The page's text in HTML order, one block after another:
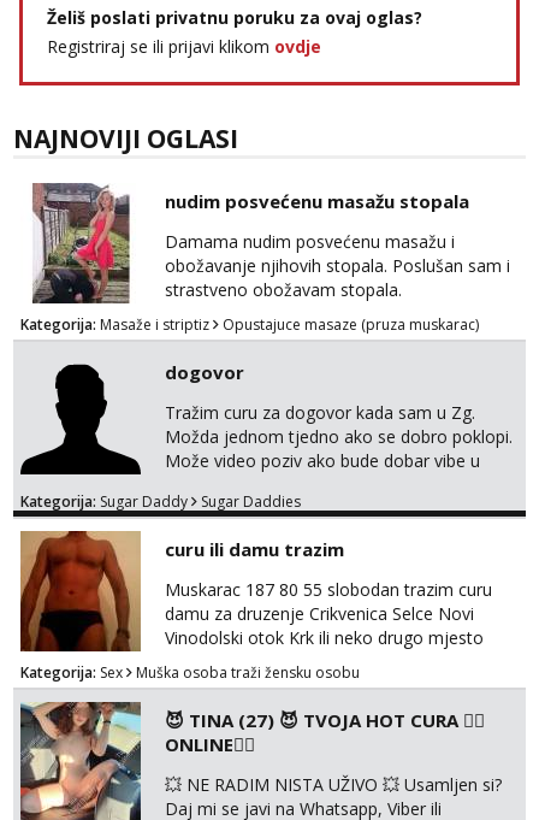
Želiš poslati privatnu poruku za ovaj oglas?
Registriraj se ili prijavi klikom ovdje
NAJNOVIJI OGLASI
nudim posvećenu masažu stopala
Damama nudim posvećenu masažu i
obožavanje njihovih stopala. Poslušan sam i
strastveno obožavam stopala.
Kategorija: Masaže i striptiz Opustajuce masaze (pruza muskarac)
dogovor
Tražim curu za dogovor kada sam u Zg.
Možda jednom tjedno ako se dobro poklopi.
Može video poziv ako bude dobar vibe u
ponude. Moje preference su duga kosa, do
Eventualne iznimke mogu biti zbog dobre
osobnosti i iskrene komunikacije. Tg:
@m49229
Kategorija: Sugar Daddy Sugar Daddies
curu ili damu trazim
Muskarac 187 80 55 slobodan trazim curu
damu za druzenje Crikvenica Selce Novi
Vinodolski otok Krk ili neko drugo mjesto
Kategorija: Sex Muška osoba traži žensku osobu
😈 TINA (27) 😈 TVOJA HOT CURA ❤️‍🔥
ONLINE❤️‍🔥
💥 NE RADIM NISTA UŽIVO 💥 Usamljen si?
Daj mi se javi na Whatsapp, Viber ili